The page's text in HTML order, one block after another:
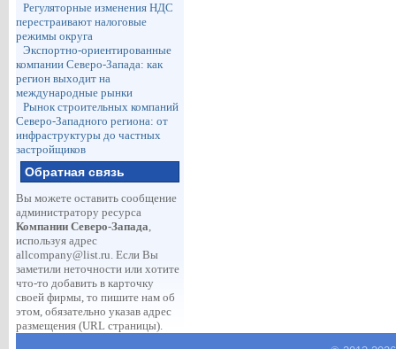
Регуляторные изменения НДС
перестраивают налоговые
режимы округа
Экспортно-ориентированные
компании Северо-Запада: как
регион выходит на
международные рынки
Рынок строительных компаний
Северо-Западного региона: от
инфраструктуры до частных
застройщиков
Обратная связь
Вы можете оставить сообщение
администратору ресурса
Компании Северо-Запада,
используя адрес
allcompany@list.ru. Если Вы
заметили неточности или хотите
что-то добавить в карточку
своей фирмы, то пишите нам об
этом, обязательно указав адрес
размещения (URL страницы).